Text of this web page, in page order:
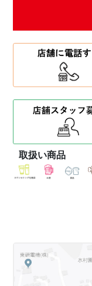
取扱い商品